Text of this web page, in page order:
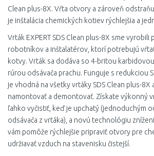
Clean plus-8X. Vŕta otvory a zároveň
je inštalácia chemických kotiev rýchlejšia a
Vrták EXPERT SDS Clean plus-8X sme vyrobili
robotníkov a inštalatérov, ktorí potrebujú
kotvy. Vrták sa dodáva so 4-britou
rúrou odsávača prachu. Funguje s redukciou
je vhodná na všetky vrtáky SDS Clean plus-8X
namontovať a demontovať. Získate výkonný
ľahko vyčistiť, keď je upchatý (jednoduchým
odsávača z vrtáka), a novú technológiu
vám pomôže rýchlejšie pripraviť otvory pre
udržiavať vzduch na stavenisku čistejší.